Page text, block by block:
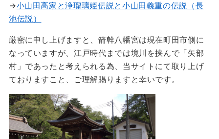
→小山田高家と浄瑠璃姫伝説と小山田義重の伝説（長
池伝説）
厳密に申し上げますと、箭幹八幡宮は現在町田市側に
なっていますが、江戸時代までは境川を挟んで「矢部
村」であったと考えられる為、当サイトにて取り上げ
ておりますこと、ご理解賜りますと幸いです。